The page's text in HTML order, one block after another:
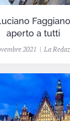
aperto a tutti
2021 | La